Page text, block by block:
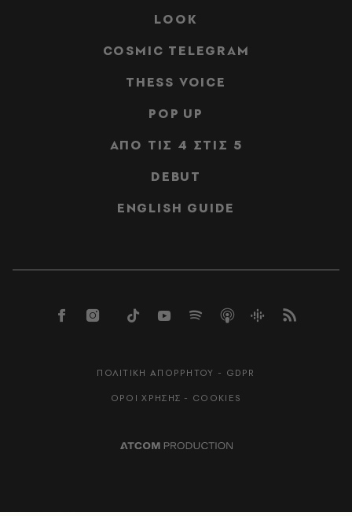
LOOK
COSMIC TELEGRAM
THESS VOICE
POP UP
ΑΠΟ ΤΙΣ 4 ΣΤΙΣ 5
DEBUT
ENGLISH GUIDE
ΠΟΛΙΤΙΚΗ ΑΠΟΡΡΗΤΟΥ - GDPR
ΟΡΟΙ ΧΡΗΣΗΣ - COOKIES